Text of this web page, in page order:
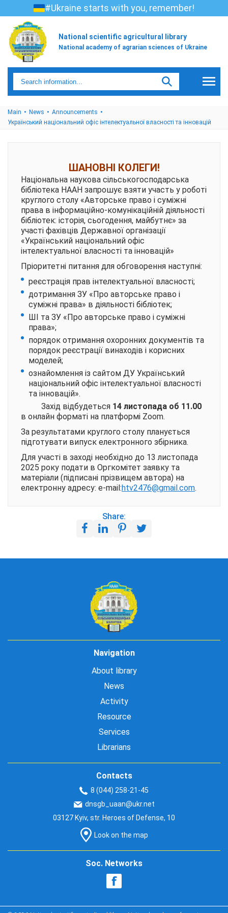
#Ukraine starts with you, remember!
National scientific agricultural library
National academy of agrarian sciences of Ukraine
Main News
Announcements
Український національний офіс інтелектуальної власності та інновацій
ШАНОВНІ КОЛЕГИ!
Національна наукова сільськогосподарська
бібліотека НААН запрошує взяти участь у роботі
круглого столу «Авторське право і суміжні
права в інформаційно-комунікаційній діяльності
бібліотек: історія, сьогодення, майбутнє» за
участі фахівців Державної організації
«Український національний офіс
інтелектуальної власності та інновацій»
Пріоритетні питання для обговорення наступні:
реєстрація прав інтелектуальної власності;
дотримання ЗУ «Про авторське право і
суміжні права» в діяльності бібліотек;
ШІ та ЗУ «Про авторське право і суміжні
права»;
порядок отримання охоронних документів та
порядок реєстрації винаходів і корисних
моделей;
ознайомлення із сайтом ДУ Український
національний офіс інтелектуальної власності
та інновацій».
Захід відбудеться 14 листопада об 11.00
в онлайн форматі на платформі Zoom.
За результатами круглого столу планується
підготувати випуск електронного збірника.
Для участі в заході необхідно до 13 листопада
2025 року подати в Оргкомітет заявку та
матеріали (підписані прізвищем автора) на
електронну адресу: e-mаil:htv2476@gmail.com.
Share:
Navigation
About library
News
Activity
Resource
Services
Librarians
Contacts
8 (044) 258-21-45
dnsgb_uaan@ukr.net
03127 Kyiv, str. Heroes of Defense, 10
Look on the map
Soc. Networks